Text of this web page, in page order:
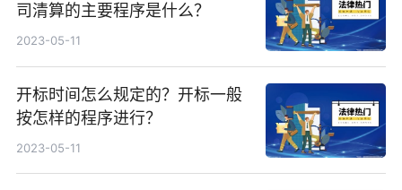
司清算的主要程序是什么？
2023-05-11
开标时间怎么规定的？开标一般
按怎样的程序进行？
2023-05-11